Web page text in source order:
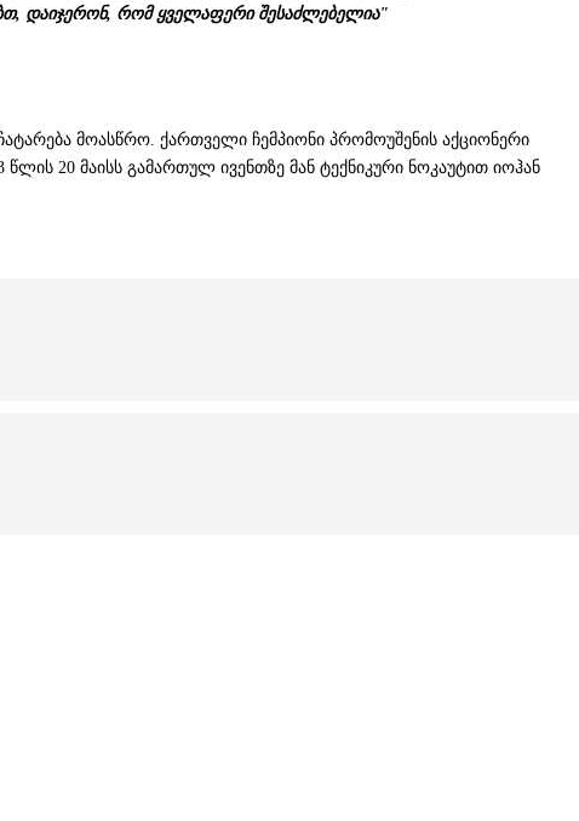
დაიჯერონ, რომ ყველაფერი შესაძლებელია"
მოასწრო. ქართველი ჩემპიონი პრომოუშენის აქციონერი
20 მაისს გამართულ ივენთზე მან ტექნიკური ნოკაუტით იოჰან